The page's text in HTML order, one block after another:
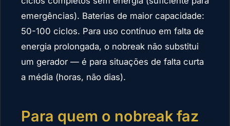
emergências). Baterias de maior capacidade:
50-100 ciclos. Para uso contínuo em falta de
energia prolongada, o nobreak não substitui
um gerador — é para situações de falta curta
a média (horas, não dias).
Para quem o nobreak faz